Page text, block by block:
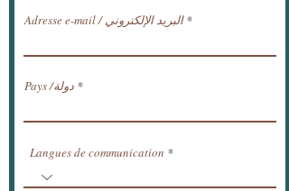
Adresse e-mail / البريد الإلكتروني
Pays /دولة
Langues de communication